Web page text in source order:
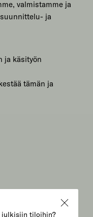
valmistamme ja
ja
ja käsityön
tämän ja